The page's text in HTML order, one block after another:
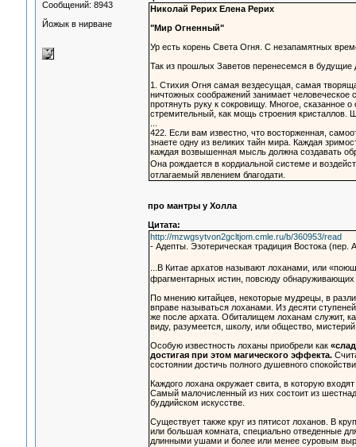
Сообщений: 8943
Йожык в нирване
Николай Рерих Елена Рерих
"Мир Огненный"
Ур есть корень Света Огня. С незапамятных
Так из прошлых Заветов перенесемся в будущие
1. Стихия Огня самая вездесущая, самая
ничтожных соображений занимает человеческое
протянуть руку к сокровищу. Многое, сказанное
стремительный, как мощь строения кристаллов.
422. Если вам известно, что восторженная,
знаете одну из великих тайн мира. Каждая
каждая возвышенная мысль должна создавать
Она рождается в кордиальной системе и
отлагаемый явлением благодати.
про мантры у Холла
Цитата:
http://mzwgsytvon2gcltjom.cmle.ru/b/360953/read
- Адепты. Эзотерическая традиция Востока
...В Китае архатов называют лоханами, или
фрагментарных истин, повсюду
По мнению китайцев, некоторые мудрецы, в
вправе называться лоханами. Из десяти
же после архата. Обиталищем лоханам служит,
виду, разумеется, школу, или общество,
Особую известность лоханы приобрели как
достигая при этом магического эффекта.
состоянии достичь полного душевного
Каждого лохана окружает свита, в которую
Самый малочисленный из них состоит из
буддийском искусстве.
Существует также круг из пятисот лоханов. В
или большая комната, специально отведенные
длинными ушами и более или менее суровым